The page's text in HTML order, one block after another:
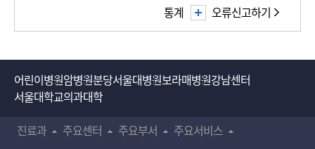
오류신고하기
통계
어린이병원암병원분당서울대병원보라매병원강남센터
서울대학교의과대학
진료과
주요센터 주요부서
주요서비스